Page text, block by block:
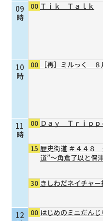
サイトマップ
09
時
10
時
11
時
12
00 Ｔｉｋ Ｔａｌｋ
00 ［再］ミルっく
00 Ｄａｙ Ｔｒｉｐ
15 歴史街道 ＃４４８
道”～角倉了以と保
30 きしわだネイチャ
00 はじめのミニだん